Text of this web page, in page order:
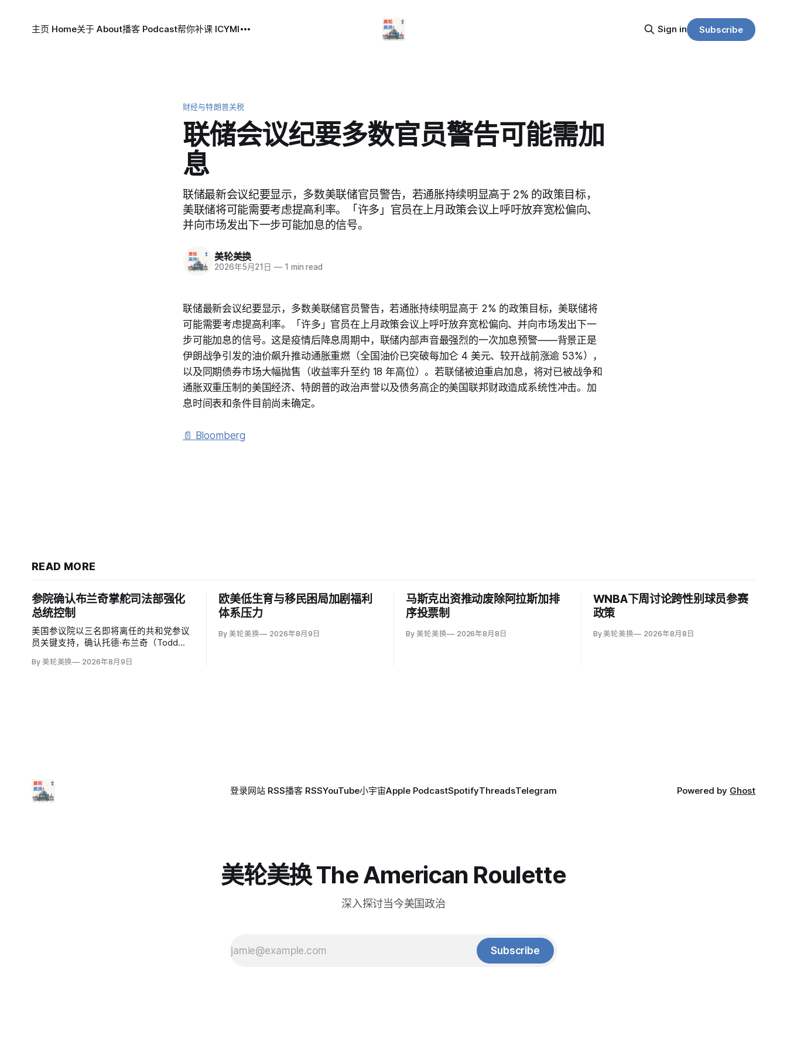
主页 Home关于 About播客 Podcast帮你补课 ICYMI Sign in Subscribe
财经与特朗普关税
联储会议纪要多数官员警告可能需加
息
联储最新会议纪要显示，多数美联储官员警告，若通胀持续明显高于 2% 的政策目标，
美联储将可能需要考虑提高利率。「许多」官员在上月政策会议上呼吁放弃宽松偏向、
并向市场发出下一步可能加息的信号。
美轮美换
2026年5月21日 — 1 min read
联储最新会议纪要显示，多数美联储官员警告，若通胀持续明显高于 2% 的政策目标，美联储将
可能需要考虑提高利率。「许多」官员在上月政策会议上呼吁放弃宽松偏向、并向市场发出下一
步可能加息的信号。这是疫情后降息周期中，联储内部声音最强烈的一次加息预警——背景正是
伊朗战争引发的油价飙升推动通胀重燃（全国油价已突破每加仑 4 美元、较开战前涨逾 53%），
以及同期债券市场大幅抛售（收益率升至约 18 年高位）。若联储被迫重启加息，将对已被战争和
通胀双重压制的美国经济、特朗普的政治声誉以及债务高企的美国联邦财政造成系统性冲击。加
息时间表和条件目前尚未确定。
📄 Bloomberg
READ MORE
参院确认布兰奇掌舵司法部强化
总统控制
美国参议院以三名即将离任的共和党参议
员关键支持，确认托德·布兰奇（Todd
这位特朗普前私人刑事辩护律师因获总统
By 美轮美换 2026年8月9日
欧美低生育与移民困局加剧福利
体系压力
By 美轮美换 2026年8月9日
马斯克出资推动废除阿拉斯加排
序投票制
By 美轮美换 2026年8月8日
WNBA下周讨论跨性别球员参赛
政策
By 美轮美换 2026年8月8日
登录网站 RSS播客 RSSYouTube小宇宙Apple PodcastSpotifyThreadsTelegram Powered by Ghost
美轮美换 The American Roulette
深入探讨当今美国政治
Subscribe